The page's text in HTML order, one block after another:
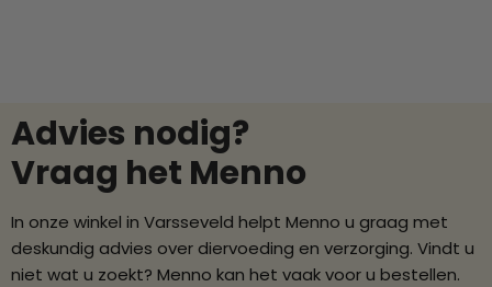
Advies nodig?
Vraag het Menno
In onze winkel in Varsseveld helpt Menno u graag met
deskundig advies over diervoeding en verzorging. Vindt u
niet wat u zoekt? Menno kan het vaak voor u bestellen.